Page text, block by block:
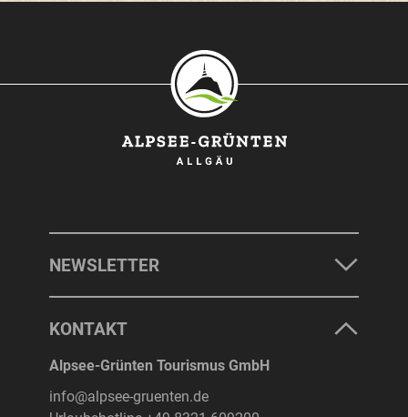
BLAICHACH-GUNZESRIED
BURGBERG
UNTERKÜNFTE
ERLEBNISSE
NEWSLETTER
KONTAKT
Alpsee-Grünten Tourismus GmbH
info@alpsee-gruenten.de